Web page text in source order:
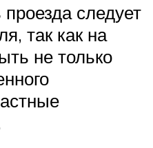
следует
так как на
не только